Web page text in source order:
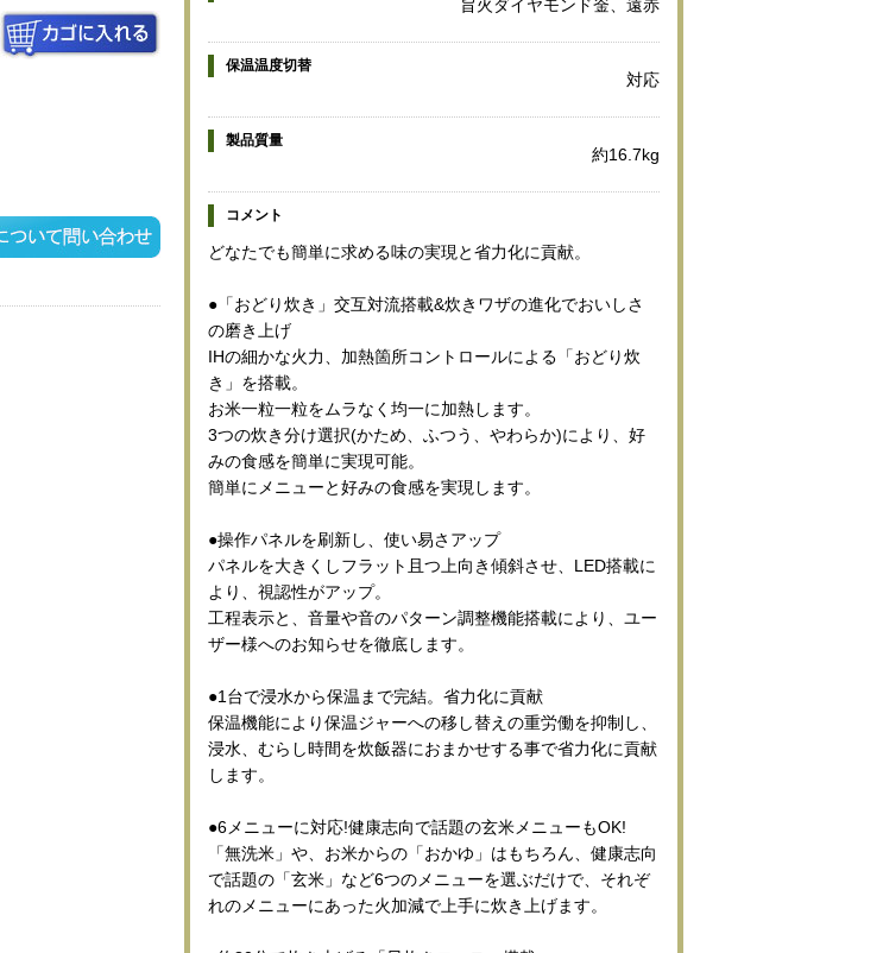
旨火ダイヤモンド釡、遠赤
保温温度切替
対応
製品質量
約16.7kg
コメント
どなたでも簡単に求める味の実現と省力化に貢献。
●「おどり炊き」交互対流搭載&炊きワザの進化でおいしさ
の磨き上げ
IHの細かな火力、加熱箇所コントロールによる「おどり炊
き」を搭載。
お米一粒一粒をムラなく均一に加熱します。
3つの炊き分け選択(かため、ふつう、やわらか)により、好
みの食感を簡単に実現可能。
簡単にメニューと好みの食感を実現します。
●操作パネルを刷新し、使い易さアップ
パネルを大きくしフラット且つ上向き傾斜させ、LED搭載に
より、視認性がアップ。
工程表示と、音量や音のパターン調整機能搭載により、ユー
ザー様へのお知らせを徹底します。
●1台で浸水から保温まで完結。省力化に貢献
保温機能により保温ジャーへの移し替えの重労働を抑制し、
浸水、むらし時間を炊飯器におまかせする事で省力化に貢献
します。
●6メニューに対応!健康志向で話題の玄米メニューもOK!
「無洗米」や、お米からの「おかゆ」はもちろん、健康志向
で話題の「玄米」など6つのメニューを選ぶだけで、それぞ
れのメニューにあった火加減で上手に炊き上げます。